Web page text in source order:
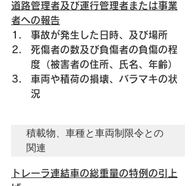
道路管理者及び運行管理者または事業
者への報告
事故が発生した日時、及び場所
死傷者の数及び負傷者の負傷の程
度（被害者の住所、氏名、年齢）
車両や積荷の損壊、バラマキの状
況
積載物、車種と車両制限令との
関連
トレーラ連結車の総重量の特例の引上